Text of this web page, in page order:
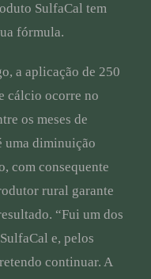
SulfaCal tem
fórmula.
a aplicação de 250
cálcio ocorre no
os meses de
uma diminuição
com consequente
rural garante
“Fui um dos
e, pelos
continuar. A